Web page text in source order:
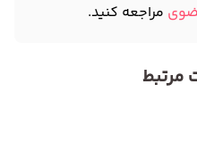
مراجعه کنید.
مرتبط